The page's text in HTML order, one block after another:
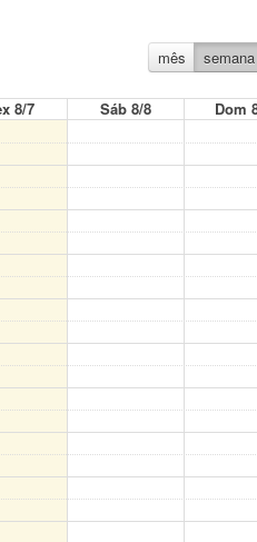
mês semana
8/7 Sáb 8/8
Dom